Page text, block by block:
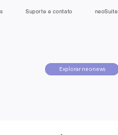
Explorar neonews
Suporte e contato neoSuite